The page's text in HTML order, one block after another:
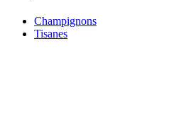
Champignons
Tisanes